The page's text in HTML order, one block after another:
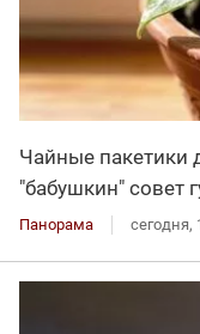
Чайные пакетики
"бабушкин" совет
Панорама сегодня,